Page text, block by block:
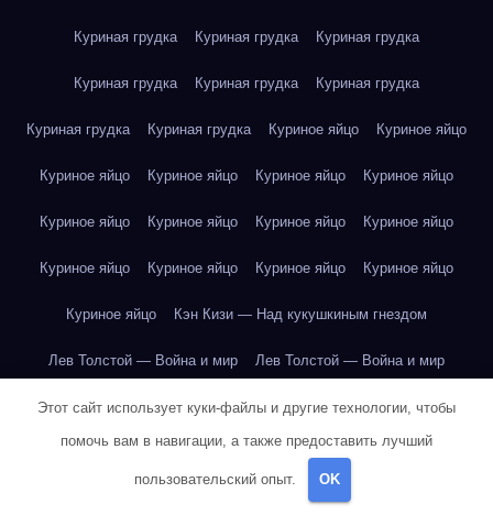
Куриная грудка Куриная грудка Куриная грудка
Куриная грудка Куриная грудка Куриная грудка
Куриная грудка Куриная грудка Куриное яйцо Куриное яйцо
Куриное яйцо Куриное яйцо Куриное яйцо Куриное яйцо
Куриное яйцо Куриное яйцо Куриное яйцо Куриное яйцо
Куриное яйцо Куриное яйцо Куриное яйцо Куриное яйцо
Куриное яйцо Кэн Кизи — Над кукушкиным гнездом
Лев Толстой — Война и мир Лев Толстой — Война и мир
Лев Толстой — Война и мир Лев Толстой — Война и мир
Лев Толстой — Война и мир Лев Толстой — Война и мир
Лев Толстой — Война и мир
Этот сайт использует куки-файлы и другие технологии, чтобы
помочь вам в навигации, а также предоставить лучший
пользовательский опыт. OK